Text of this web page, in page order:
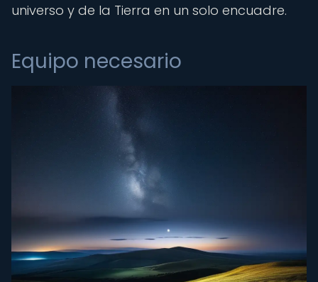
universo y de la Tierra en un solo encuadre.
Equipo necesario